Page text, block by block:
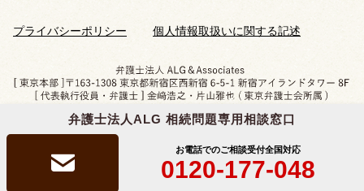
弁護士法人ALG 相続問題専用相談窓口
お電話でのご相談受付全国対応
0120-177-048
プライバシーポリシー 個人情報取扱いに関する記述
Copyright © 2019-2026 相続問題のご相談なら
弁護士法人ALG&Associates All Rights Reserved.